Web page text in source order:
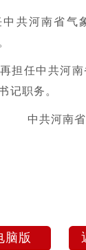
河南省气
任中共河南
记职务。
中共河南省
脑版